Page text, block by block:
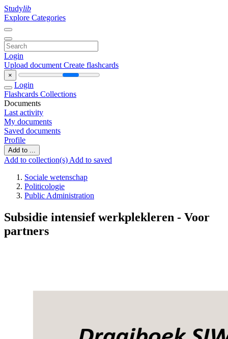
Studylib
Explore Categories
Login
Upload document Create flashcards
×
Login
Flashcards Collections
Documents
Last activity
My documents
Saved documents
Profile
Add to ...
Add to collection(s) Add to saved
Sociale wetenschap
Politicologie
Public Administration
Subsidie intensief werkplekleren - Voor
partners